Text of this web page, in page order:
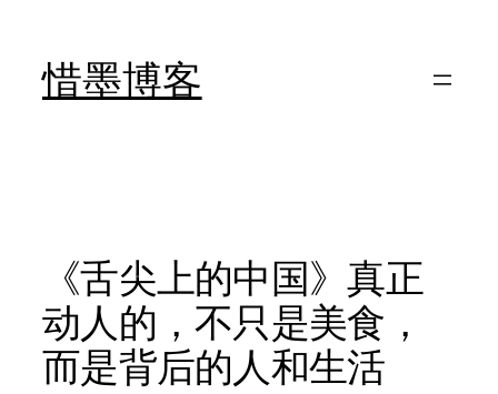
惜墨博客
《舌尖上的中国》真正
动人的，不只是美食，
而是背后的人和生活